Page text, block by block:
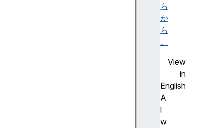
ら
か
ら
。
View
in
English
A
l
w